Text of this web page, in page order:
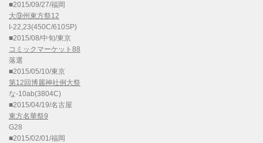
■2015/09/27/福岡
大⑨州東方祭12
I-22,23(450C/610SP)
■2015/08/中旬/東京
コミックマーケット88
落選
■2015/05/10/東京
第12回博麗神社例大祭
な-10ab(3804C)
■2015/04/19/名古屋
東方名華祭9
G28
■2015/02/01/福岡